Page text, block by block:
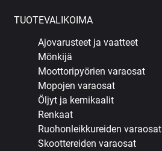
TUOTEVALIKOIMA
Ajovarusteet ja vaatteet
Mönkijä
Moottoripyörien varaosat
Mopojen varaosat
Öljyt ja kemikaalit
Renkaat
Ruohonleikkureiden varaosat
Skoottereiden varaosat